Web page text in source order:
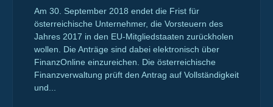
Am 30. September 2018 endet die Frist für
österreichische Unternehmer, die Vorsteuern des
Jahres 2017 in den EU-Mitgliedstaaten zurückholen
wollen. Die Anträge sind dabei elektronisch über
FinanzOnline einzureichen. Die österreichische
Finanzverwaltung prüft den Antrag auf Vollständigkeit
und...